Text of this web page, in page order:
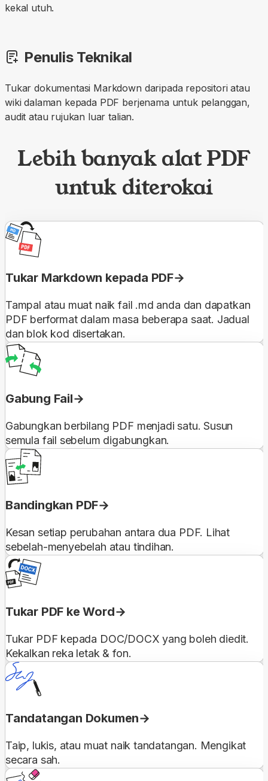
kekal utuh.
Penulis Teknikal
Tukar dokumentasi Markdown daripada repositori atau
wiki dalaman kepada PDF berjenama untuk pelanggan,
audit atau rujukan luar talian.
Lebih banyak alat PDF
untuk diterokai
Tukar Markdown kepada PDF
Tampal atau muat naik fail .md anda dan dapatkan
PDF berformat dalam masa beberapa saat. Jadual
dan blok kod disertakan.
Gabung Fail
Gabungkan berbilang PDF menjadi satu. Susun
semula fail sebelum digabungkan.
Bandingkan PDF
Kesan setiap perubahan antara dua PDF. Lihat
sebelah-menyebelah atau tindihan.
Tukar PDF ke Word
Tukar PDF kepada DOC/DOCX yang boleh diedit.
Kekalkan reka letak & fon.
Tandatangan Dokumen
Taip, lukis, atau muat naik tandatangan. Mengikat
secara sah.